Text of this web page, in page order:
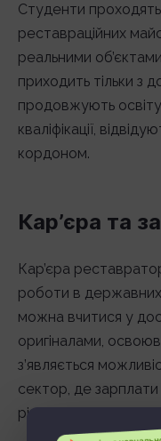
Студенти проходять
реставраційних
реальними
приходить тільки з
продовжують
кваліфікації,
кордоном.
Кар’єра та
Кар’єра
роботи в державних
можна вчитися у
оригіналами,
з’являється
сектор, де
різноманітніші.